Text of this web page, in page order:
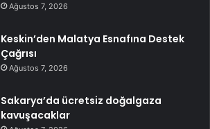
Ağustos 7, 2026
Keskin’den Malatya Esnafına Destek
Çağrısı
Ağustos 7, 2026
Sakarya’da ücretsiz doğalgaza
kavuşacaklar